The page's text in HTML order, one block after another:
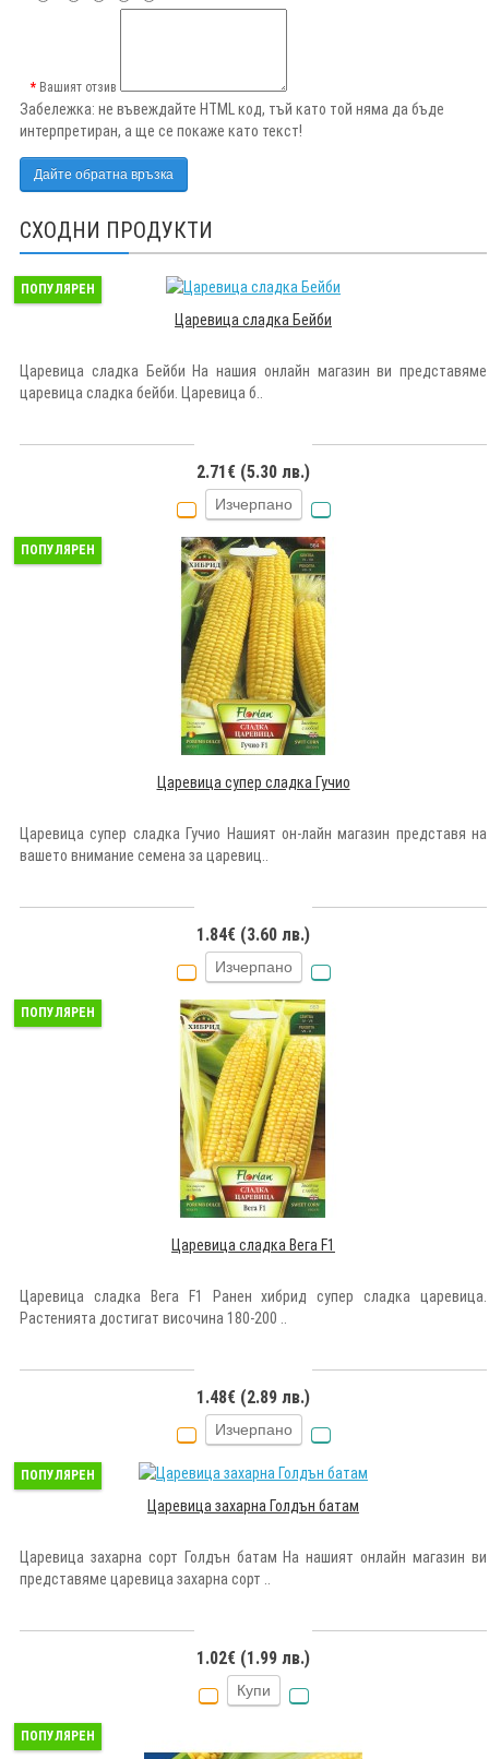
Вашият отзив
Забележка: не въвеждайте HTML код, тъй като той няма да бъде
интерпретиран, а ще се покаже като текст!
Дайте обратна връзка
СХОДНИ ПРОДУКТИ
ПОПУЛЯРЕН
Царевица сладка Бейби
Царевица сладка Бейби На нашия онлайн магазин ви представяме
царевица сладка бейби. Царевица б..
2.71€ (5.30 лв.)
Изчерпано
ПОПУЛЯРЕН
Царевица супер сладка Гучио
Царевица супер сладка Гучио Нашият он-лайн магазин представя на
вашето внимание семена за царевиц..
1.84€ (3.60 лв.)
Изчерпано
ПОПУЛЯРЕН
Царевица сладка Вега F1
Царевица сладка Вега F1 Ранен хибрид супер сладка царевица.
Растенията достигат височина 180-200 ..
1.48€ (2.89 лв.)
Изчерпано
ПОПУЛЯРЕН
Царевица захарна Голдън батам
Царевица захарна сорт Голдън батам На нашият онлайн магазин ви
представяме царевица захарна сорт ..
1.02€ (1.99 лв.)
Купи
ПОПУЛЯРЕН